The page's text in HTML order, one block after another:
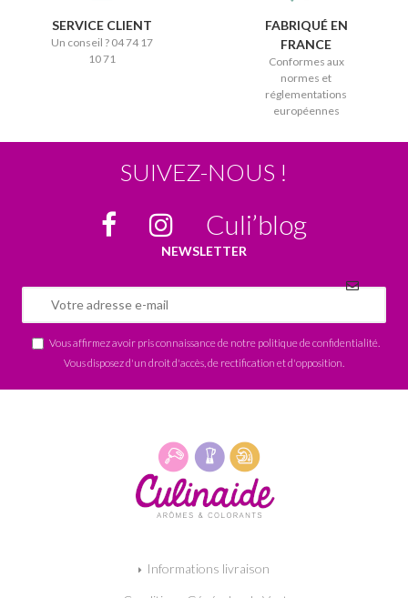
SERVICE CLIENT
Un conseil ? 04 74 17
10 71
FABRIQUÉ EN
FRANCE
Conformes aux
normes et
réglementations
européennes
SUIVEZ-NOUS !
Culi’blog
NEWSLETTER
Vous affirmez avoir pris connaissance de notre politique de confidentialité
Vous disposez d'un droit d'accès, de rectification et d'opposition.
Informations livraison